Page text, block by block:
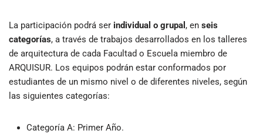
La participación podrá ser individual o grupal , en seis
categorías, a través de trabajos desarrollados en los talleres
de arquitectura de cada Facultad o Escuela miembro de
ARQUISUR. Los equipos podrán estar conformados por
estudiantes de un mismo nivel o de diferentes niveles, según
las siguientes categorías:
Categoría A: Primer Año.